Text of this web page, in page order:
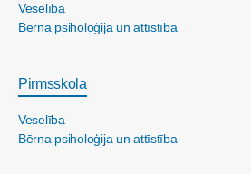
Veselība
Bērna psiholoģija un attīstība
Pirmsskola
Veselība
Bērna psiholoģija un attīstība